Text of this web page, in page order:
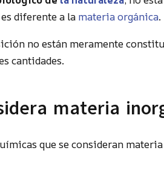
diferente a la materia orgánica.
no están meramente
cantidades.
materia
que se consideran